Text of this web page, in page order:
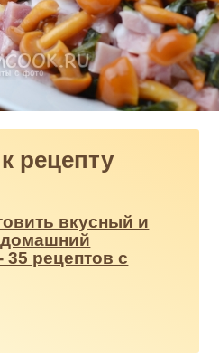
рецепту
вкусный и
35 рецептов с